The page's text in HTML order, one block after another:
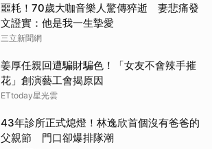
噩耗！70歲大咖音樂人驚傳猝逝 妻悲痛發
文證實：他是我一生摯愛
三立新聞網
姜厚任親回遭騙財騙色！「女友不會辣手摧
花」創演藝工會揭原因
ETtoday星光雲
43年診所正式熄燈！林逸欣首個沒有爸爸的
父親節 門口卻爆排隊潮